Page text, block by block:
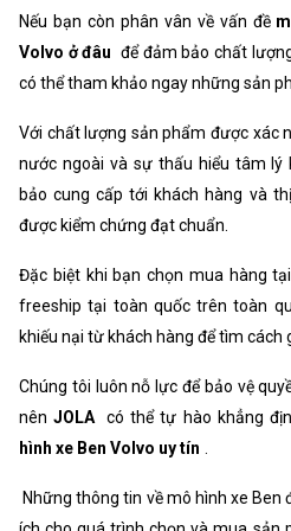
Nếu bạn còn phân vân về vấn đề
Volvo ở đâu để đảm bảo chất
có thể tham khảo ngay những sản
Với chất lượng sản phẩm được xác
nước ngoài và sự thấu hiểu tâm lý
bảo cung cấp tới khách hàng và
được kiểm chứng đạt chuẩn.
Đặc biệt khi bạn chọn mua hàng
freeship tại toàn quốc trên toàn
khiếu nại từ khách hàng để tìm cách
Chúng tôi luôn nỗ lực để bảo vệ
nênJOLA có thể tự hào khẳng
hình xe Ben Volvo uy tín
Những thông tin về mô hình xe Ben